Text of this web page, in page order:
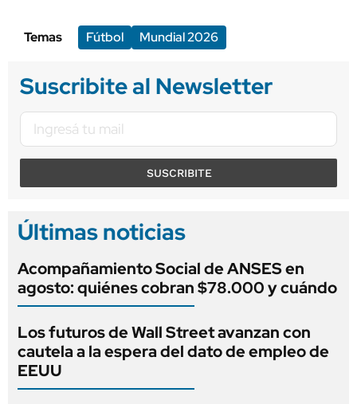
Temas Fútbol Mundial 2026
Suscribite al Newsletter
SUSCRIBITE
Últimas noticias
Acompañamiento Social de ANSES en
agosto: quiénes cobran $78.000 y cuándo
Los futuros de Wall Street avanzan con
cautela a la espera del dato de empleo de
EEUU